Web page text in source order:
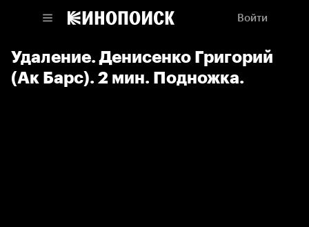
Войти
Удаление. Денисенко Григорий
(Ак Барс). 2 мин. Подножка.